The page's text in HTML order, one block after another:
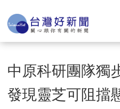
中原科研團隊
發現靈芝可阻擋